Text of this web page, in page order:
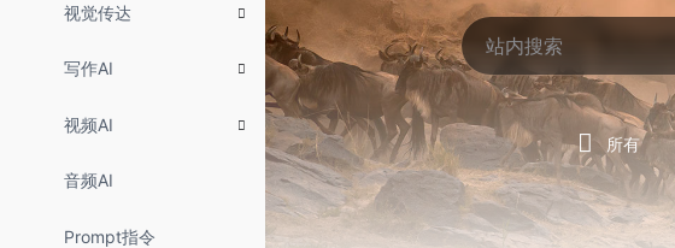
视觉传达
写作AI
视频AI
音频AI
Prompt指令
所有